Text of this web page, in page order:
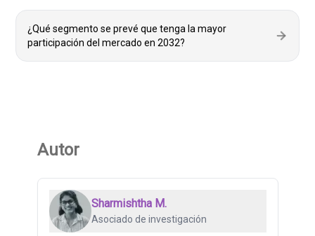
¿Qué segmento se prevé que tenga la mayor
participación del mercado en 2032?
Autor
Sharmishtha M.
Asociado de investigación